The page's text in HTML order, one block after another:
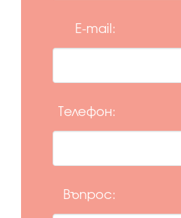
E-mail:
Телефон:
Въпрос: